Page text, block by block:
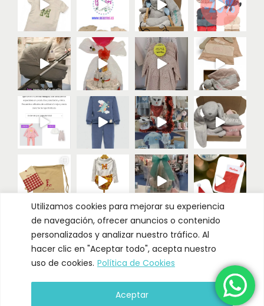
Utilizamos cookies para mejorar su experiencia
de navegación, ofrecer anuncios o contenido
personalizados y analizar nuestro tráfico. Al
hacer clic en "Aceptar todo", acepta nuestro
uso de cookies. Política de Cookies
Aceptar
Cargar más Seguir
© 2024 Bebitos.es | Todos los derechos reservados